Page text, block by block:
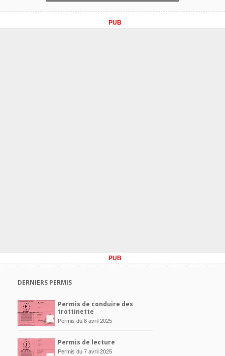
PUB
PUB
DERNIERS PERMIS
Permis de conduire des
trottinette
Permis du 8 avril 2025
Permis de lecture
Permis du 7 avril 2025